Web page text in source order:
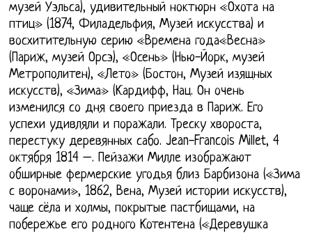
музей Уэльса), удивительный ноктюрн «Охота на
птиц» (1874, Филадельфия, Музей искусства) и
восхитительную серию «Времена года«Весна»
(Париж, музей Орсэ), «Осень» (Нью-Йорк, музей
Метрополитен), «Лето» (Бостон, Музей изящных
искусств), «Зима» (Кардифф, Нац. Он очень
изменился со дня своего приезда в Париж. Его
успехи удивляли и поражали. Треску хвороста,
перестуку деревянных сабо. Jean-Francois Millet, 4
октября 1814 –. Пейзажи Милле изображают
обширные фермерские угодья близ Барбизона («Зима
с воронами», 1862, Вена, Музей истории искусств),
чаще сёла и холмы, покрытые пастбищами, на
побережье его родного Котентена («Деревушка